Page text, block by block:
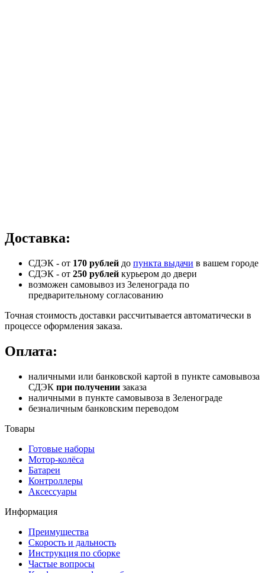
Доставка:
СДЭК - от 170 рублей до пункта выдачи в вашем городе
СДЭК - от 250 рублей курьером до двери
возможен самовывоз из Зеленограда по
предварительному согласованию
Точная стоимость доставки рассчитывается автоматически в
процессе оформления заказа.
Оплата:
наличными или банковской картой в пункте самовывоза
СДЭК при получении заказа
наличными в пункте самовывоза в Зеленограде
безналичным банковским переводом
Товары
Готовые наборы
Мотор-колёса
Батареи
Контроллеры
Аксессуары
Информация
Преимущества
Скорость и дальность
Инструкция по сборке
Частые вопросы